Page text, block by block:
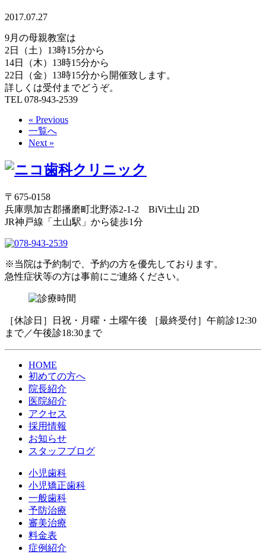
2017.07.27
9月の母親教室は
2日（土）13時15分から
14日（木）13時15分から
22日（金）13時15分から開催致します。
詳しくは受付までどうぞ。
TEL 078-943-2539
« Previous
一覧へ
Next »
〒675-0158
兵庫県加古郡播磨町北野添2-1-2 BiVi土山 2D
JR神戸線「土山駅」から徒歩1分
※当院は予約制で、予約の方を優先しております。
急性症状等の方は事前にご連絡ください。
［休診日］日祝・月曜・土曜午後 ［最終受付］午前診12:30
まで／午後診18:30まで
HOME
初めての方へ
院長紹介
医院紹介
アクセス
採用情報
お知らせ
スタッフブログ
小児歯科
小児矯正歯科
一般歯科
予防治療
審美治療
料金表
症例紹介